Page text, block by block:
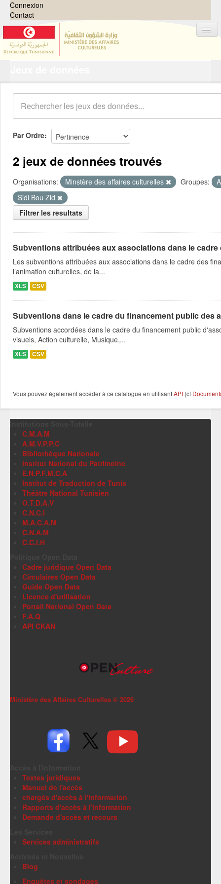
Connexion
Contact
Organisations
Groupes
Demandes 0
À propos
Par Ordre
2 jeux de données trouvés
Organisations: Minstère des affaires culturelles Groupes:
Sidi Bou Zid
Filtrer les resultats
Subventions attribuées aux associations dans le
Les subventions attribuées aux associations dans le cadre des
l’animation culturelles, de la...
XLS CSV
Subventions dans le cadre du financement public des
Subventions accordées dans le cadre du financement public
visuels, Action culturelle, Musique,...
XLS CSV
Vous pouvez également accéder à ce catalogue en utilisantAPI (cf
C.M.A.M
A.M.V.P.P.C
Bibliothèque Nationale
Institut National du Patrimoine
E.N.P.F.M.C.A
Institut de Traduction de Tunis
Théâtre National Tunisien
O.T.D.A.V
C.N.C.I
M.A.C.A.M
C.N.A.M
C.C.I.H
Cadre juridique Open Data
Circulaires Open Data
Guide Open Data
Licence d'utilisation
Portail National Open Data
F.A.Q
API CKAN
Ministère des Affaires Culturelles © 2026
Textes juridiques
Manuel de l'accès
chargés d'accès à l'information
Rapports d'accès à l'information
Demande d'accès et recours
Services administratifs
Blog
Enquêtes et sondages